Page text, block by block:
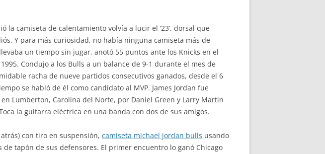
camiseta de calentamiento volvía a lucir el ‘23’, dorsal que
Y para más curiosidad, no había ninguna camiseta más de
un tiempo sin jugar, anotó 55 puntos ante los Knicks en el
Condujo a los Bulls a un balance de 9-1 durante el mes de
racha de nueve partidos consecutivos ganados, desde el 6
se habló de él como candidato al MVP. James Jordan fue
Lumberton, Carolina del Norte, por Daniel Green y Larry Martin
la guitarra eléctrica en una banda con dos de sus amigos.
con tiro en suspensión, camiseta michael jordan bulls usando
tapón de sus defensores. El primer encuentro lo ganó Chicago